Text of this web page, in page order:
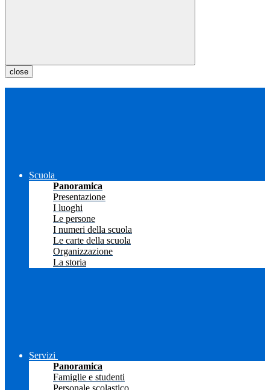
close
Scuola
Panoramica
Presentazione
I luoghi
Le persone
I numeri della scuola
Le carte della scuola
Organizzazione
La storia
Servizi
Panoramica
Famiglie e studenti